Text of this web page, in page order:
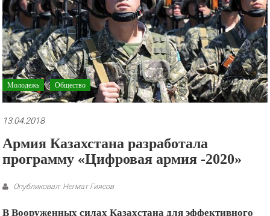
рекламные
ролики
и
презентации.
Молодежь Общество
13.04.2018
Армия Казахстана разработала
программу «Цифровая армия -2020»
Опубликовал: Негмат Гиясов
В Вооруженных силах Казахстана для эффективного